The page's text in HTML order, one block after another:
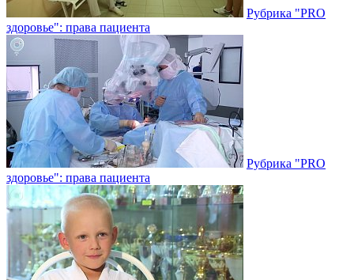
Рубрика "PRO
здоровье": права пациента
Рубрика "PRO
здоровье": права пациента